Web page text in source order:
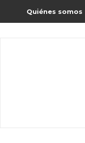
Quiénes somos